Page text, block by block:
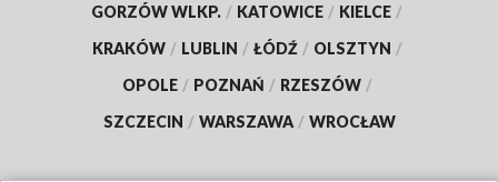
GORZÓW WLKP. / KATOWICE / KIELCE /
KRAKÓW / LUBLIN / ŁÓDŹ / OLSZTYN /
OPOLE / POZNAŃ / RZESZÓW /
SZCZECIN / WARSZAWA / WROCŁAW